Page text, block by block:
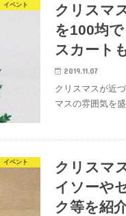
イベント
クリスマ
を100均
スカート
2019.11.07
クリスマスが近
マスの雰囲気を
イベント
クリスマ
イソーや
ク等を紹